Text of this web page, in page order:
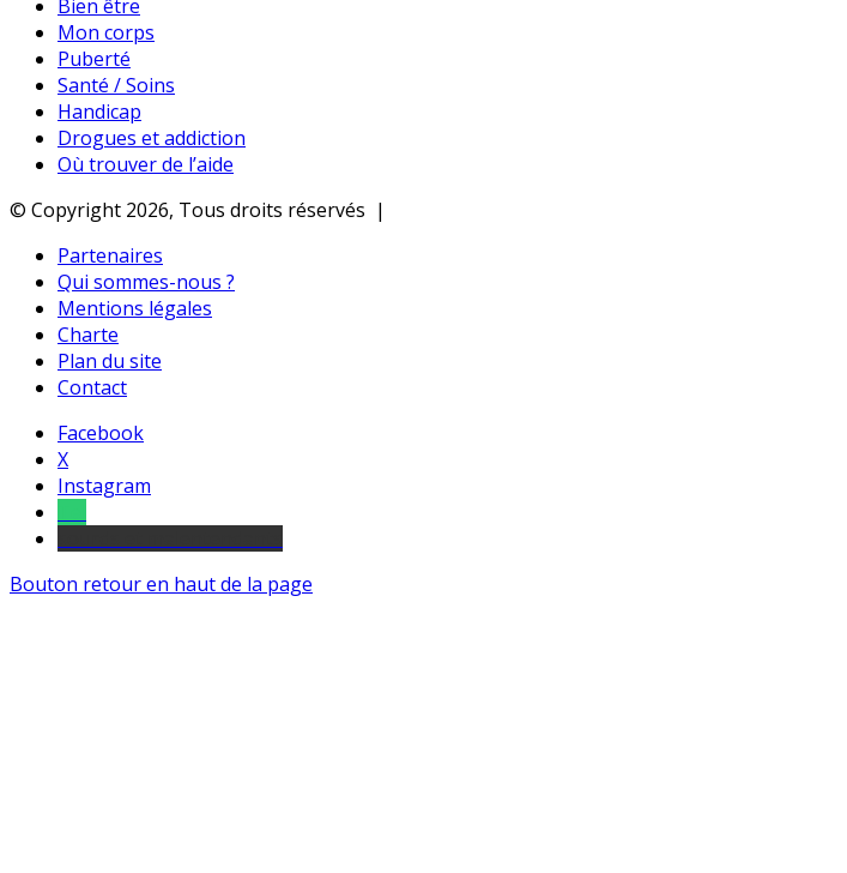
Bien être
Mon corps
Puberté
Santé / Soins
Handicap
Drogues et addiction
Où trouver de l’aide
© Copyright 2026, Tous droits réservés |
Partenaires
Qui sommes-nous ?
Mentions légales
Charte
Plan du site
Contact
Facebook
X
Instagram
Bouton retour en haut de la page